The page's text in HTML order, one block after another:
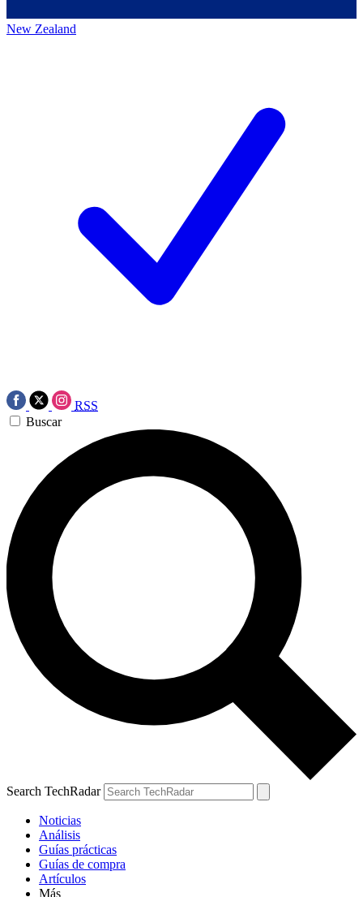
New Zealand
RSS
Buscar
Search TechRadar
Noticias
Análisis
Guías prácticas
Guías de compra
Artículos
Más